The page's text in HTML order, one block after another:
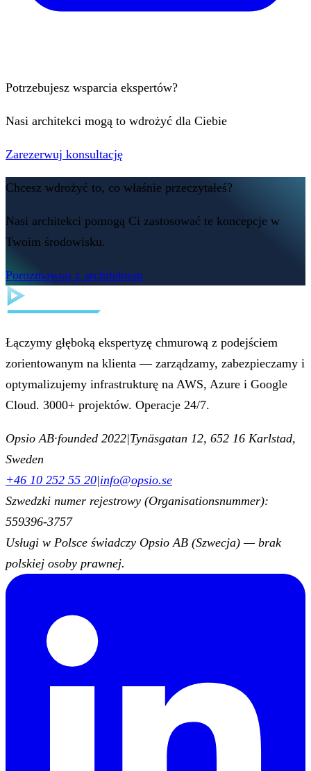
Potrzebujesz wsparcia ekspertów?
Nasi architekci mogą to wdrożyć dla Ciebie
Zarezerwuj konsultację
Chcesz wdrożyć to, co właśnie przeczytałeś?
Nasi architekci pomogą Ci zastosować te koncepcje w
Twoim środowisku.
Porozmawiaj z architektem
Łączymy głęboką ekspertyzę chmurową z podejściem
zorientowanym na klienta — zarządzamy, zabezpieczamy i
optymalizujemy infrastrukturę na AWS, Azure i Google
Cloud. 3000+ projektów. Operacje 24/7.
Opsio AB·founded 2022|Tynäsgatan 12, 652 16 Karlstad,
Sweden
+46 10 252 55 20|info@opsio.se
Szwedzki numer rejestrowy (Organisationsnummer):
559396-3757
Usługi w Polsce świadczy Opsio AB (Szwecja) — brak
polskiej osoby prawnej.